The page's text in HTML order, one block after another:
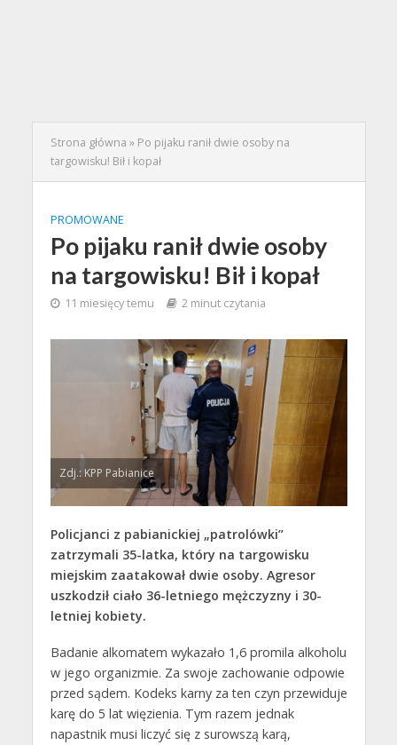
Strona główna » Po pijaku ranił dwie osoby na
targowisku! Bił i kopał
PROMOWANE
Po pijaku ranił dwie osoby
na targowisku! Bił i kopał
11 miesięcy temu 2 minut czytania
Zdj.: KPP Pabianice
Policjanci z pabianickiej „patrolówki”
zatrzymali 35-latka, który na targowisku
miejskim zaatakował dwie osoby. Agresor
uszkodził ciało 36-letniego mężczyzny i 30-
letniej kobiety.
Badanie alkomatem wykazało 1,6 promila alkoholu
w jego organizmie. Za swoje zachowanie odpowie
przed sądem. Kodeks karny za ten czyn przewiduje
karę do 5 lat więzienia. Tym razem jednak
napastnik musi liczyć się z surowszą karą,